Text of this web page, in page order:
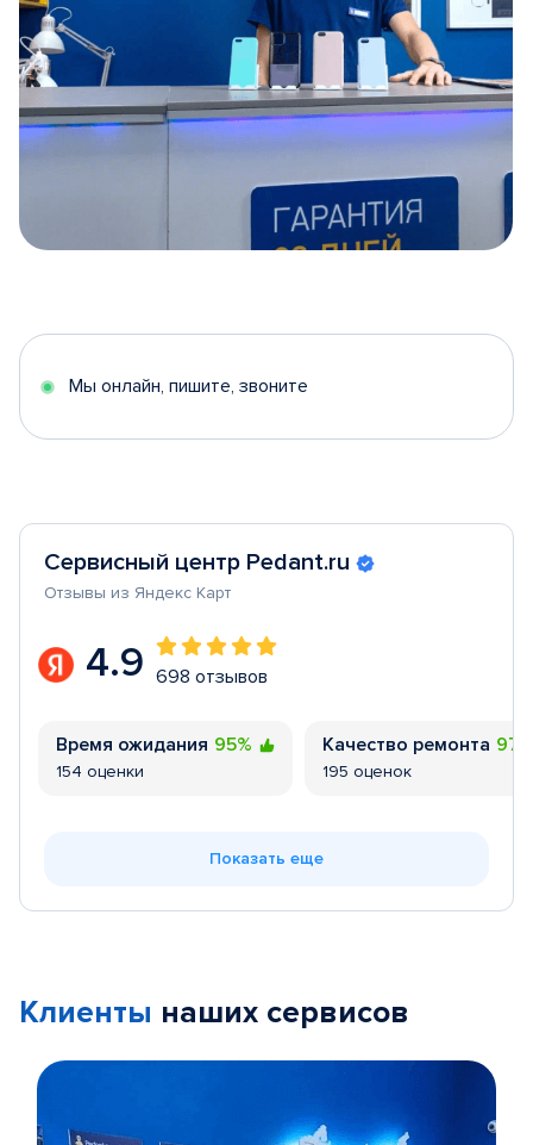
5
Мы онлайн, пишите, звоните
Сервисный центр Pedant.ru
Отзывы из Яндекс Карт
4.9 698 отзывов
Время ожидания 95%
154 оценки
Качество ремонта
195 оценок
Показать еще
Клиенты наших сервисов